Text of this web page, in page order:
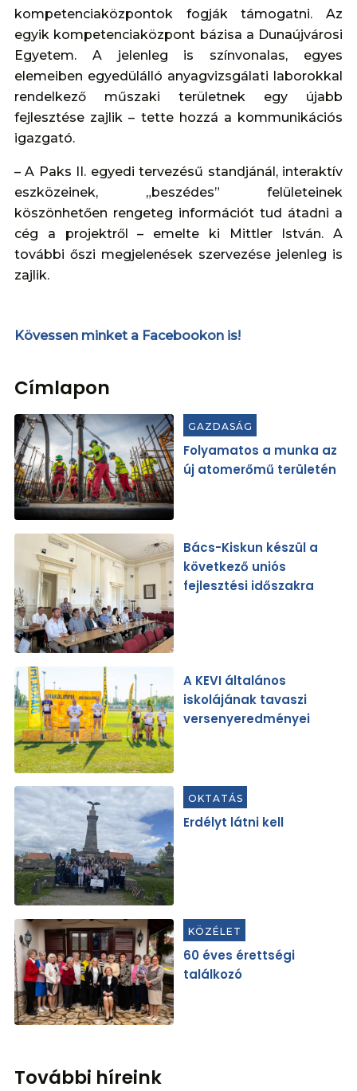
kompetenciaközpontok fogják támogatni. Az
egyik kompetenciaközpont bázisa a Dunaújvárosi
Egyetem. A jelenleg is színvonalas, egyes
elemeiben egyedülálló anyagvizsgálati laborokkal
rendelkező műszaki területnek egy újabb
fejlesztése zajlik – tette hozzá a kommunikációs
igazgató.
– A Paks II. egyedi tervezésű standjánál, interaktív
eszközeinek, „beszédes” felületeinek
köszönhetően rengeteg információt tud átadni a
cég a projektről – emelte ki Mittler István. A
további őszi megjelenések szervezése jelenleg is
zajlik.
Kövessen minket a Facebookon is!
Címlapon
GAZDASÁG
Folyamatos a munka az
új atomerőmű területén
Bács-Kiskun készül a
következő uniós
fejlesztési időszakra
A KEVI általános
iskolájának tavaszi
versenyeredményei
OKTATÁS
Erdélyt látni kell
KÖZÉLET
60 éves érettségi
találkozó
További híreink